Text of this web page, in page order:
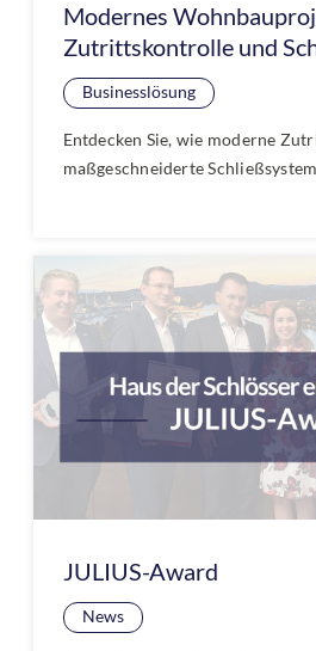
Modernes
Zutrittskontrolle und
Businesslösung
Entdecken Sie, wie moderne
maßgeschneiderte
Sicherheitslösungen und flexible
Verwaltungsmöglichkeiten im
erfahren!
JULIUS-Award
News